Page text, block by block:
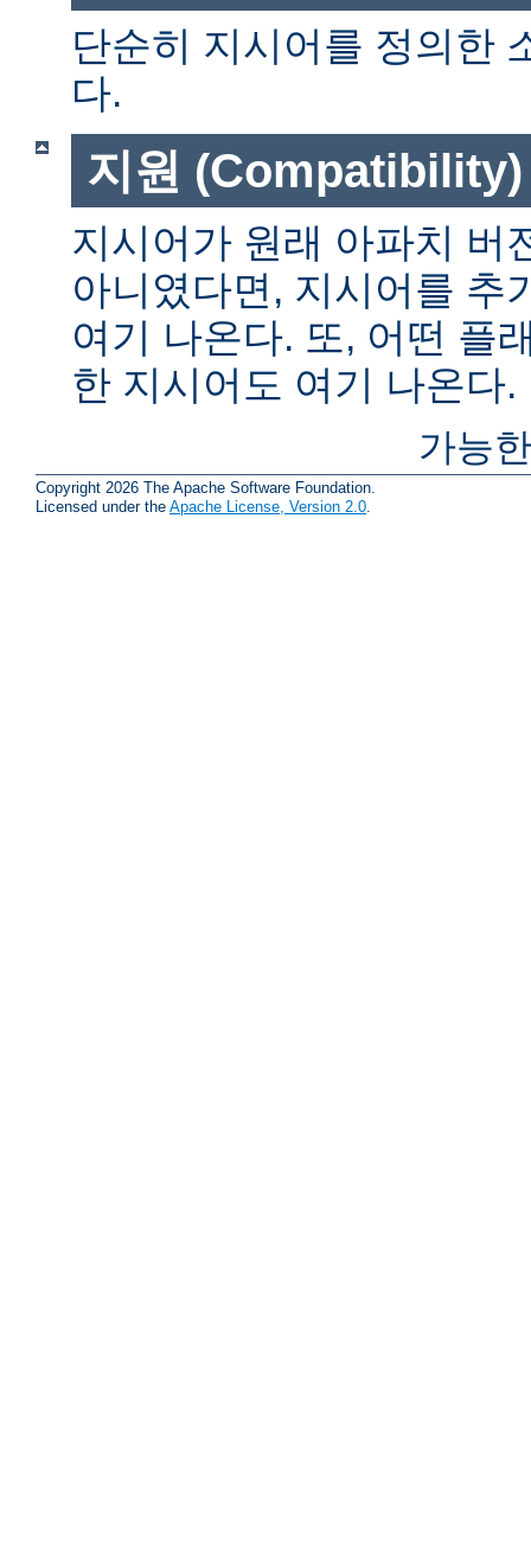
단순히 지시어를 정의한
다.
지원 (Compatibility)
지시어가 원래 아파치 버
아니였다면, 지시어를 추
여기 나온다. 또, 어떤 플
한 지시어도 여기 나온다.
가능
Copyright 2026 The Apache Software Foundation.
Licensed under the Apache License, Version 2.0